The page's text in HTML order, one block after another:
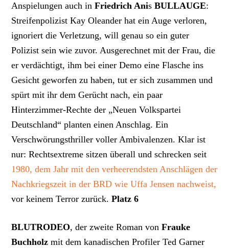
Anspielungen auch inFriedrich AnisBULLAUGE:
Streifenpolizist Kay Oleander hat ein Auge verloren,
ignoriert die Verletzung, will genau so ein guter
Polizist sein wie zuvor. Ausgerechnet mit der Frau, die
er verdächtigt, ihm bei einer Demo eine Flasche ins
Gesicht geworfen zu haben, tut er sich zusammen und
spürt mit ihr dem Gerücht nach, ein paar
Hinterzimmer-Rechte der „Neuen Volkspartei
Deutschland“ planten einen Anschlag. Ein
Verschwörungsthriller voller Ambivalenzen. Klar ist
nur: Rechtsextreme sitzen überall und schrecken seit
1980, dem Jahr mit den verheerendsten Anschlägen der
Nachkriegszeit in der BRD wie Uffa Jensen nachweist,
vor keinem Terror zurück.Platz 6
BLUTRODEO, der zweite Roman vonFrauke
Buchholz mit dem kanadischen Profiler Ted Garner